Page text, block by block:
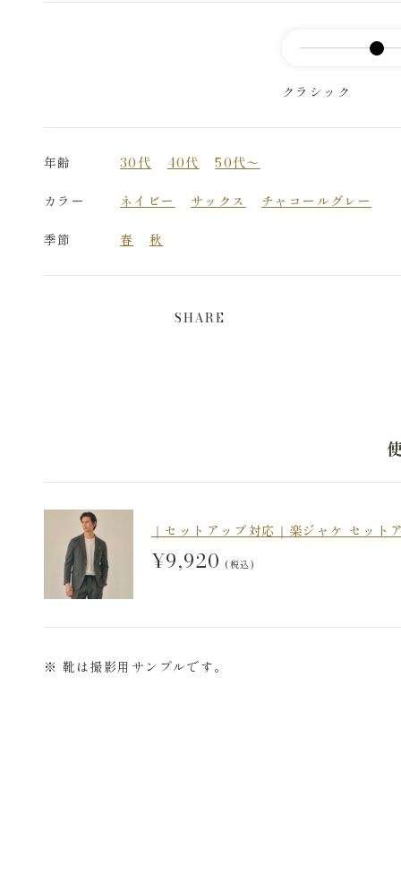
クラシック
年齢 30代 40代
50代～
カラー
ネイビー サックス
チャコールグレー
季節
春 秋
SHARE
｜セットアップ対応｜楽ジャケ セッ
¥9,920 (税込)
※ 靴は撮影用サンプルです。